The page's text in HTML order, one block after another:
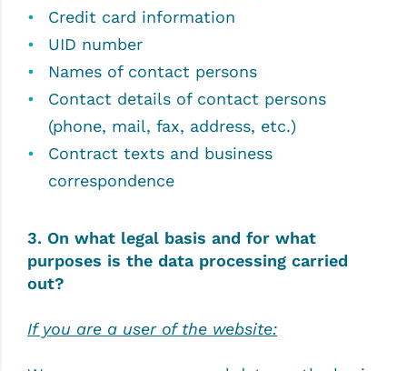
Credit card information
UID number
Names of contact persons
Contact details of contact persons
(phone, mail, fax, address, etc.)
Contract texts and business
correspondence
3. On what legal basis and for what
purposes is the data processing carried
out?
If you are a user of the website: